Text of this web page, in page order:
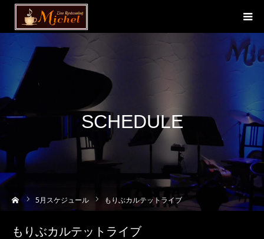
SCHEDULE
5月スケジュール もりぶカルテットライブ
もりぶカルテットライブ